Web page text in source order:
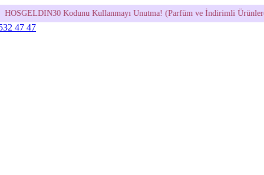
Kullanmayı Unutma! (Parfüm ve İndirimli Ürünlerde Geçerli Değildir.)
47 47